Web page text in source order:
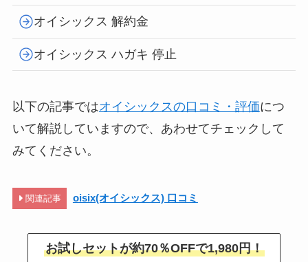
オイシックス 解約金
オイシックス ハガキ 停止
以下の記事ではオイシックスの口コミ・評価につ
いて解説していますので、あわせてチェックして
みてください。
関連記事 oisix(オイシックス) 口コミ
お試しセットが約70％OFFで1,980円！